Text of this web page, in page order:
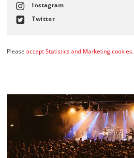
Instagram
Twitter
Please accept Statistics and Marketing cookies.